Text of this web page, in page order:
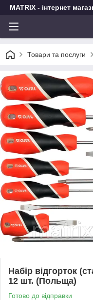
MATRIX - інтернет
Товари та послуги
Набір відгорток
12 шт. (Польща)
Готово до відправки